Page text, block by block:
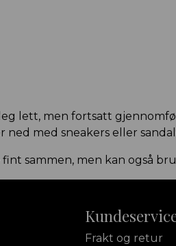
lett, men fortsatt
ned med sneakers eller
sammen, men kan også
Frakt og retur